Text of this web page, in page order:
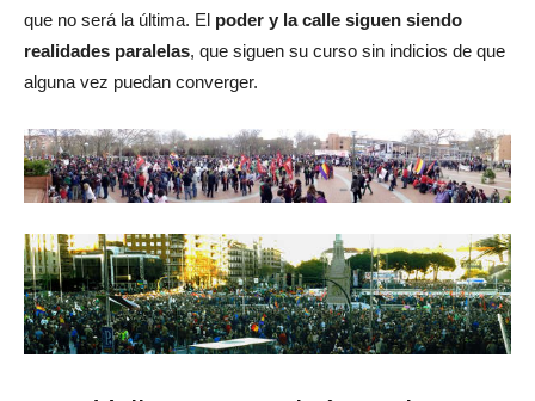
que no será la última. El poder y la calle siguen siendo
realidades paralelas, que siguen su curso sin indicios de que
alguna vez puedan converger.